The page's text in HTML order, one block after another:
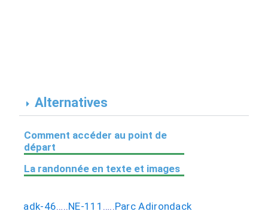
Alternatives
Comment accéder au point de
départ
La randonnée en texte et images
adk-46…..NE-111 …..Parc Adirondack